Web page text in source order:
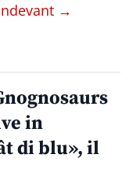
→
in
di blu», il